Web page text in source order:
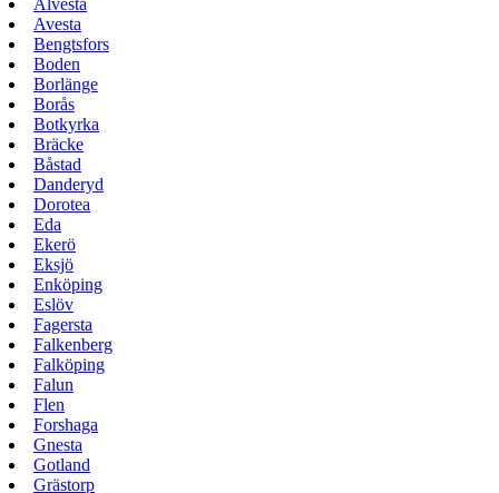
Alvesta
Avesta
Bengtsfors
Boden
Borlänge
Borås
Botkyrka
Bräcke
Båstad
Danderyd
Dorotea
Eda
Ekerö
Eksjö
Enköping
Eslöv
Fagersta
Falkenberg
Falköping
Falun
Flen
Forshaga
Gnesta
Gotland
Grästorp